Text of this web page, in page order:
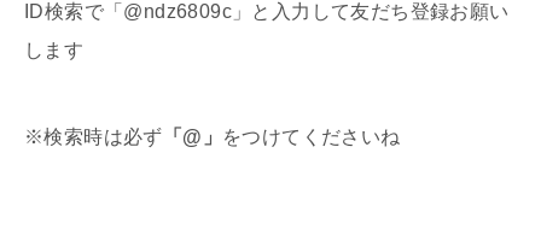
ID検索で「@ndz6809c」と入力して友だち登録お願い
します
※検索時は必ず 「 @ 」 をつけてくださいね